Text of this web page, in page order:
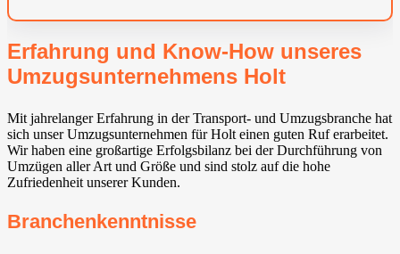
Erfahrung und Know-How unseres
Umzugsunternehmens Holt
Mit jahrelanger Erfahrung in der Transport- und Umzugsbranche hat
sich unser Umzugsunternehmen für Holt einen guten Ruf erarbeitet.
Wir haben eine großartige Erfolgsbilanz bei der Durchführung von
Umzügen aller Art und Größe und sind stolz auf die hohe
Zufriedenheit unserer Kunden.
Branchenkenntnisse